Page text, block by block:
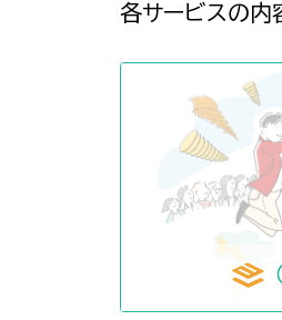
各サービスの内